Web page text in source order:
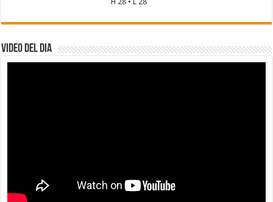
Video del dia